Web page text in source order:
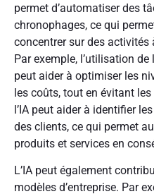
permet d’automatiser des
chronophages, ce qui
concentrer sur des
Par exemple, l’utilisation
peut aider à optimiser les
les coûts, tout en évitant
l’IA peut aider à identifier
des clients, ce qui permet
produits et services en
L’IA peut également
modèles d’entreprise. Par